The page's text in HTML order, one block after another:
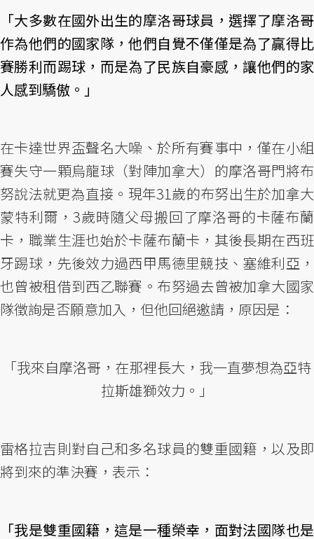
「大多數在國外出生的摩洛哥球員，選擇了摩洛哥
作為他們的國家隊，他們自覺不僅僅是為了贏得比
賽勝利而踢球，而是為了民族自豪感，讓他們的家
人感到驕傲。」
在卡達世界盃聲名大噪、於所有賽事中，僅在小組
賽失守一顆烏龍球（對陣加拿大）的摩洛哥門將布
努說法就更為直接。現年31歲的布努出生於加拿大
蒙特利爾，3歲時隨父母搬回了摩洛哥的卡薩布蘭
卡，職業生涯也始於卡薩布蘭卡，其後長期在西班
牙踢球，先後效力過西甲馬德里競技、塞維利亞，
也曾被租借到西乙聯賽。布努過去曾被加拿大國家
隊徵詢是否願意加入，但他回絕邀請，原因是：
「我來自摩洛哥，在那裡長大，我一直夢想為亞特
拉斯雄獅效力。」
雷格拉吉則對自己和多名球員的雙重國籍，以及即
將到來的準決賽，表示：
「我是雙重國籍，這是一種榮幸，面對法國隊也是